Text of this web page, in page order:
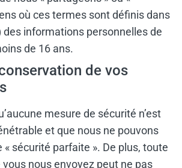
où ces termes sont définis dans
des informations personnelles de
de 16 ans.
de vos
mesure de sécurité n’est
et que nous ne pouvons
« sécurité parfaite ». De plus, toute
nous envoyez peut ne pas